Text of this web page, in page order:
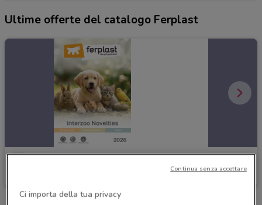
Ultime offerte del catalogo Ferplast
Ci importa della tua privacy
Continua senza accettare